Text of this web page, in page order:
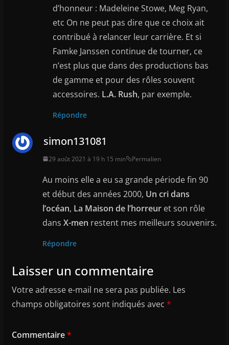
d’honneur : Madeleine Stowe, Meg Ryan,
etc On ne peut pas dire que ce choix ait
contribué à relancer leur carrière. Et si
Famke Janssen continue de tourner, ce
n’est plus que dans des productions bas
de gamme et pour des rôles souvent
accessoires. L.A. Rush, par exemple.
Répondre
simon131081
29 août 2021 à 19 h 15 min Permalien
Au moins elle a eu sa grande période fin 90
et début des années 2000, Un cri dans
l’océan, La Maison de l’horreuret son rôle
dans X-men restent mes meilleurs souvenirs.
Répondre
Laisser un commentaire
Votre adresse e-mail ne sera pas publiée. Les
champs obligatoires sont indiqués avec *
Commentaire*